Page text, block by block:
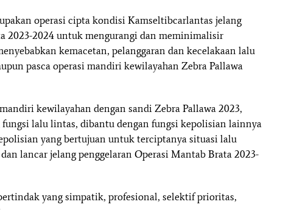
operasi cipta kondisi Kamseltibcarlantas jelang
2023-2024 untuk mengurangi dan meminimalisir
kemacetan, pelanggaran dan kecelakaan lalu
pasca operasi mandiri kewilayahan Zebra Pallawa
kewilayahan dengan sandi Zebra Pallawa 2023,
fungsi lalu lintas, dibantu dengan fungsi kepolisian lainnya
yang bertujuan untuk terciptanya situasi lalu
lancar jelang penggelaran Operasi Mantab Brata 2023-
yang simpatik, profesional, selektif prioritas,